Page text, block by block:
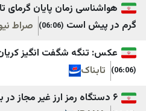
مدوّنة البخاري
Etijahat Media
Red TV
ليبانون اون
است
صراط نیوز
شگفت انگیز کریان در جزیره